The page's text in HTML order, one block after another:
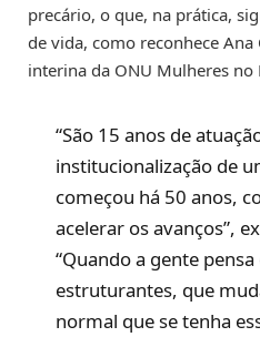
precário, o que, na prática,
de vida, como reconhece
interina da ONU Mulheres no
“São 15 anos de
institucionalização de
começou há 50 anos,
acelerar os avanços”,
“Quando a gente
estruturantes, que
normal que se tenha